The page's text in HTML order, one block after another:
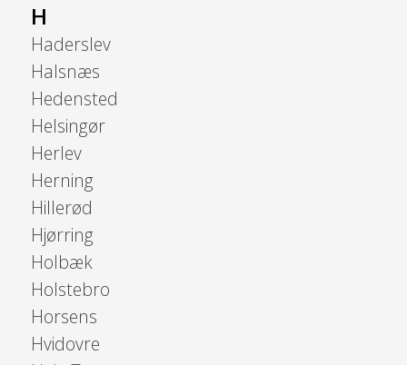
H
Haderslev
Halsnæs
Hedensted
Helsingør
Herlev
Herning
Hillerød
Hjørring
Holbæk
Holstebro
Horsens
Hvidovre